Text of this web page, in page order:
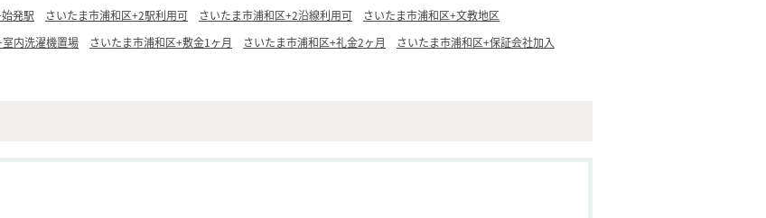
発駅 さいたま市浦和区+2駅利用可 さいたま市浦和区+2沿線利用可
さいたま市浦和区+文教地区
内洗濯機置場 さいたま市浦和区+敷金1ヶ月 さいたま市浦和区+礼金2ヶ月
さいたま市浦和区+保証会社加入